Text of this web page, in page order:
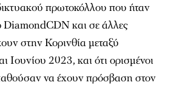
πρωτοκόλλου που ήταν
DiamondCDN και σε άλλες
στην Κορινθία μεταξύ
2023, και ότι ορισμένοι
να έχουν πρόσβαση στον